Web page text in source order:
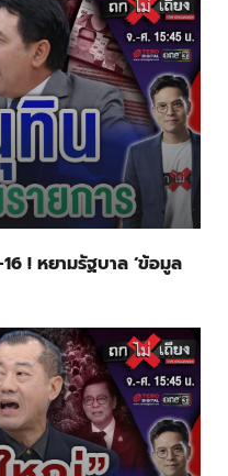
! หยามรัฐบาล ‘ข้อมูล